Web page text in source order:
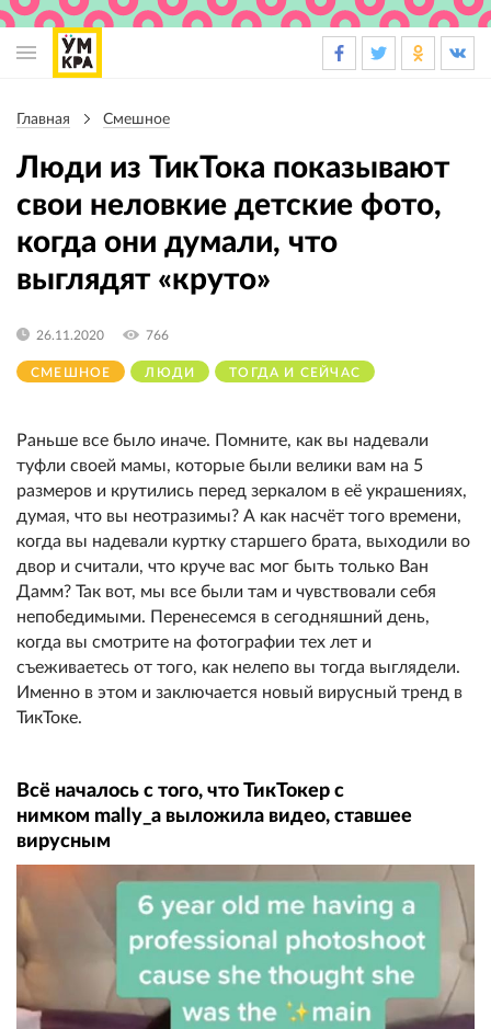
навигации
Главная Смешное
Люди из ТикТока показывают
свои неловкие детские фото,
когда они думали, что
выглядят «круто»
СМЕШНОЕ ЛЮДИ ТОГДА И СЕЙЧАС
26.11.2020 766
Раньше все было иначе. Помните, как вы надевали
туфли своей мамы, которые были велики вам на 5
размеров и крутились перед зеркалом в её украшениях,
думая, что вы неотразимы? А как насчёт того времени,
когда вы надевали куртку старшего брата, выходили во
двор и считали, что круче вас мог быть только Ван
Дамм? Так вот, мы все были там и чувствовали себя
непобедимыми. Перенесемся в сегодняшний день,
когда вы смотрите на фотографии тех лет и
съеживаетесь от того, как нелепо вы тогда выглядели.
Именно в этом и заключается новый вирусный тренд в
ТикТоке.
Всё началось с того, что ТикТокер с
нимком mally_a выложила видео, ставшее
вирусным